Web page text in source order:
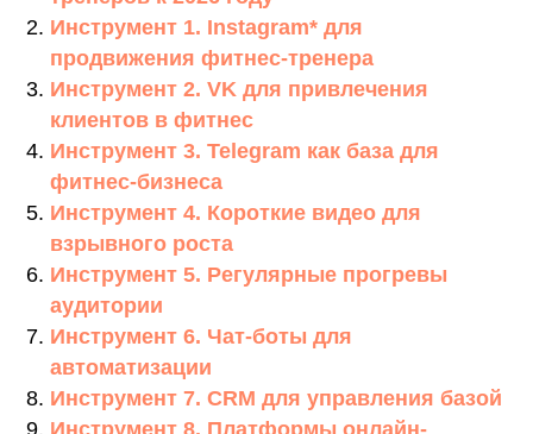
Инструмент 1. Instagram* для
продвижения фитнес-тренера
Инструмент 2. VK для привлечения
клиентов в фитнес
Инструмент 3. Telegram как база для
фитнес-бизнеса
Инструмент 4. Короткие видео для
взрывного роста
Инструмент 5. Регулярные прогревы
аудитории
Инструмент 6. Чат-боты для
автоматизации
Инструмент 7. CRM для управления базой